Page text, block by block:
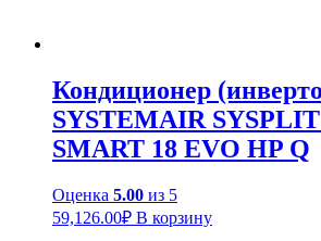
Кондиционер
SYSTEMAIR
SMART 18 EVO HP Q
Оценка 5.00 из 5
59,126.00₽ В корзину